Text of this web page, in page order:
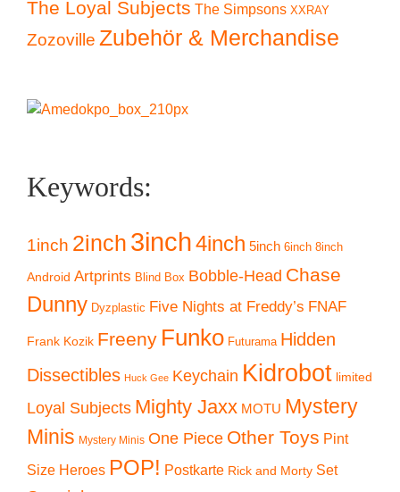
The Loyal Subjects The Simpsons XXRAY
Zozoville Zubehör & Merchandise
Keywords:
1inch 2inch 3inch4inch 5inch 6inch 8inch
Android Artprints Blind Box Bobble-Head Chase
Dunny Dyzplastic Five Nights at Freddy’s FNAF
Frank Kozik Freeny Funko Futurama Hidden
Dissectibles Huck Gee Keychain Kidrobot limited
Loyal Subjects Mighty Jaxx MOTU Mystery
Minis Mystery Minis One Piece Other Toys Pint
Size Heroes POP! Postkarte Rick and Morty Set